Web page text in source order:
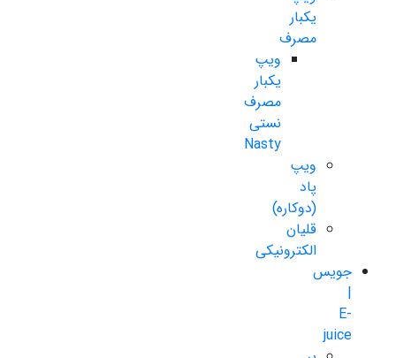
یکبار
مصرف
ویپ
یکبار
مصرف
نستی
Nasty
ویپ
پاد
(دوکاره)
قلیان
الکترونیکی
جویس
|
E-
juice